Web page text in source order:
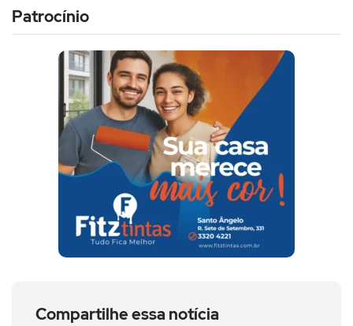
Patrocínio
Compartilhe essa notícia